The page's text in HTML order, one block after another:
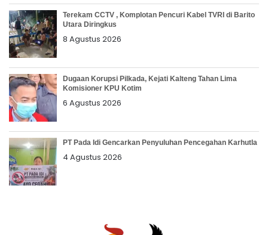
Terekam CCTV , Komplotan Pencuri Kabel TVRI di Barito
Utara Diringkus
8 Agustus 2026
Dugaan Korupsi Pilkada, Kejati Kalteng Tahan Lima
Komisioner KPU Kotim
6 Agustus 2026
PT Pada Idi Gencarkan Penyuluhan Pencegahan Karhutla
4 Agustus 2026